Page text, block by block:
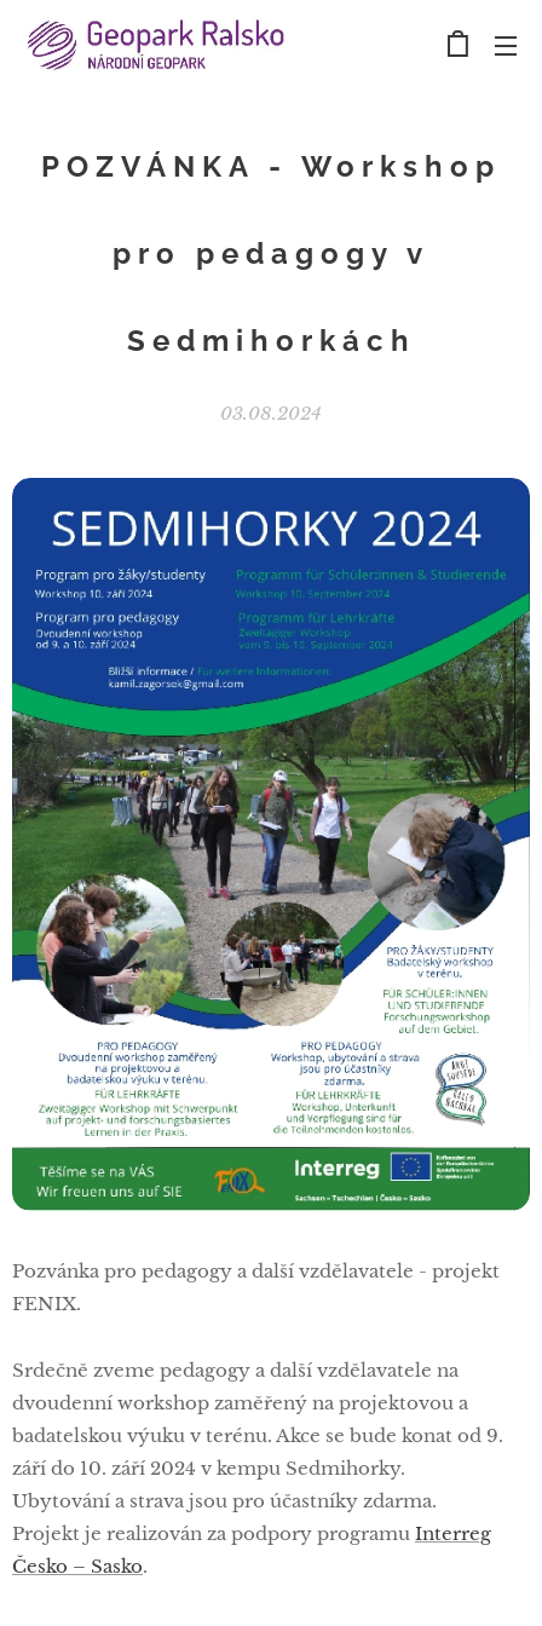
POZVÁNKA - Workshop
pro pedagogy v
Sedmihorkách
03.08.2024
Pozvánka pro pedagogy a další vzdělavatele - projekt
FENIX.
Srdečně zveme pedagogy a další vzdělavatele na
dvoudenní workshop zaměřený na projektovou a
badatelskou výuku v terénu. Akce se bude konat od 9.
září do 10. září 2024 v kempu Sedmihorky.
Ubytování a strava jsou pro účastníky zdarma.
Projekt je realizován za podpory programu Interreg
Česko – Sasko.